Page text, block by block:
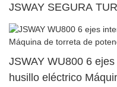
JSWAY SEGURA
JSWAY WU800 6
husillo eléctrico